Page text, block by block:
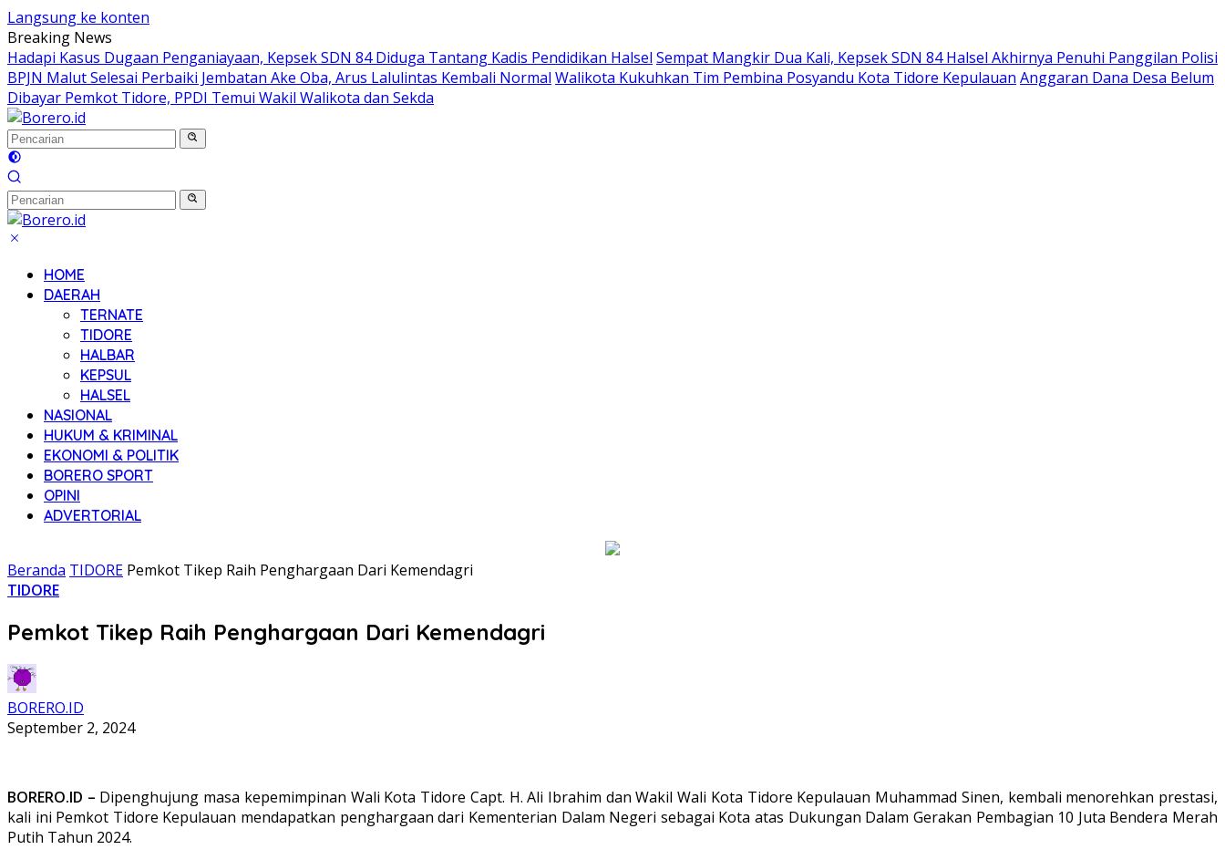
Langsung ke konten
Breaking News
Hadapi Kasus Dugaan Penganiayaan, Kepsek SDN 84 Diduga Tantang Kadis Pendidikan Halsel Sempat Mangkir Dua Kali, Kepsek SDN 84 Halsel Akhirnya Penuhi Panggilan Polisi
BPJN Malut Selesai Perbaiki Jembatan Ake Oba, Arus Lalulintas Kembali Normal Walikota Kukuhkan Tim Pembina Posyandu Kota Tidore Kepulauan Anggaran Dana Desa Belum
Dibayar Pemkot Tidore, PPDI Temui Wakil Walikota dan Sekda
HOME
DAERAH
TERNATE
TIDORE
HALBAR
KEPSUL
HALSEL
NASIONAL
HUKUM & KRIMINAL
EKONOMI & POLITIK
BORERO SPORT
OPINI
ADVERTORIAL
Beranda TIDORE Pemkot Tikep Raih Penghargaan Dari Kemendagri
TIDORE
Pemkot Tikep Raih Penghargaan Dari Kemendagri
BORERO.ID
September 2, 2024
BORERO.ID – Dipenghujung masa kepemimpinan Wali Kota Tidore Capt. H. Ali Ibrahim dan Wakil Wali Kota Tidore Kepulauan Muhammad Sinen, kembali menorehkan prestasi,
kali ini Pemkot Tidore Kepulauan mendapatkan penghargaan dari Kementerian Dalam Negeri sebagai Kota atas Dukungan Dalam Gerakan Pembagian 10 Juta Bendera Merah
Putih Tahun 2024.